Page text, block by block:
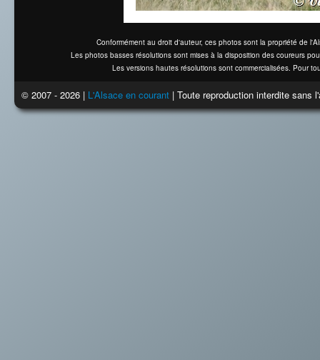
Conformément au droit d'auteur, ces photos sont la propriété de
Les photos basses résolutions sont mises à la disposition des coureurs
Les versions hautes résolutions sont commercialisées. Pour
© 2007 - 2026 | L'Alsace en courant | Toute reproduction interdite sans